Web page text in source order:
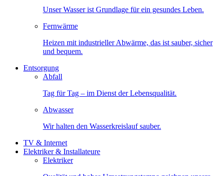
Unser Wasser ist Grundlage für ein gesundes Leben.
Fernwärme
Heizen mit industrieller Abwärme, das ist sauber, sicher
und bequem.
Entsorgung
Abfall
Tag für Tag – im Dienst der Lebensqualität.
Abwasser
Wir halten den Wasserkreislauf sauber.
TV & Internet
Elektriker & Installateure
Elektriker